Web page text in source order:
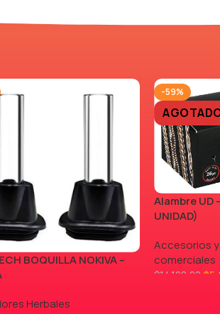
BOQUILLA NOKIVA –
Herbales
-59%
Alambre UD
UNIDAD)
Accesorios y
comerciales
$14.100,00 $